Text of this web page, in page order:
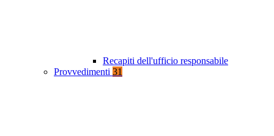
Recapiti dell'ufficio responsabile
Provvedimenti 31